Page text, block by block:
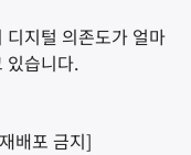
디지털 의존도가 얼마
있습니다.
배포 금지]